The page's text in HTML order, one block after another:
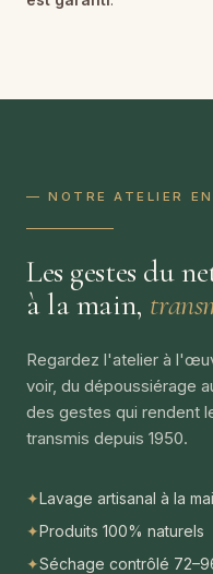
— NOTRE ATELIER EN
Les gestes du
à la main,
Regardez l'atelier à
voir, du dépoussiérage
des gestes qui rendent
transmis depuis 1950.
✦Lavage artisanal à la
✦Produits 100% naturels
✦Séchage contrôlé